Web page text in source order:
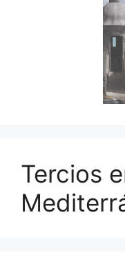
Tercios